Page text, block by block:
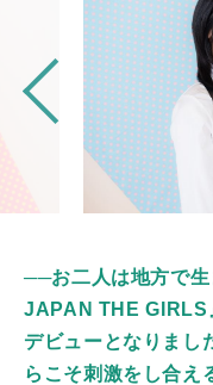
──お二人は地方で
JAPAN THE GIRLS
デビューとなりまし
らこそ刺激をし合え